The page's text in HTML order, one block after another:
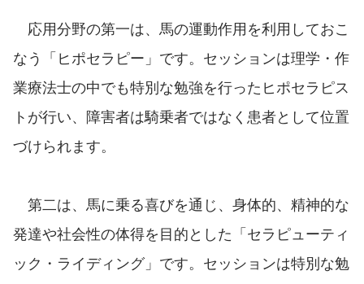
応用分野の第一は、馬の運動作用を利用しておこ
なう「ヒポセラピー」です。セッションは理学・作
業療法士の中でも特別な勉強を行ったヒポセラピス
トが行い、障害者は騎乗者ではなく患者として位置
づけられます。
第二は、馬に乗る喜びを通じ、身体的、精神的な
発達や社会性の体得を目的とした「セラピューティ
ック・ライディング」です。セッションは特別な勉